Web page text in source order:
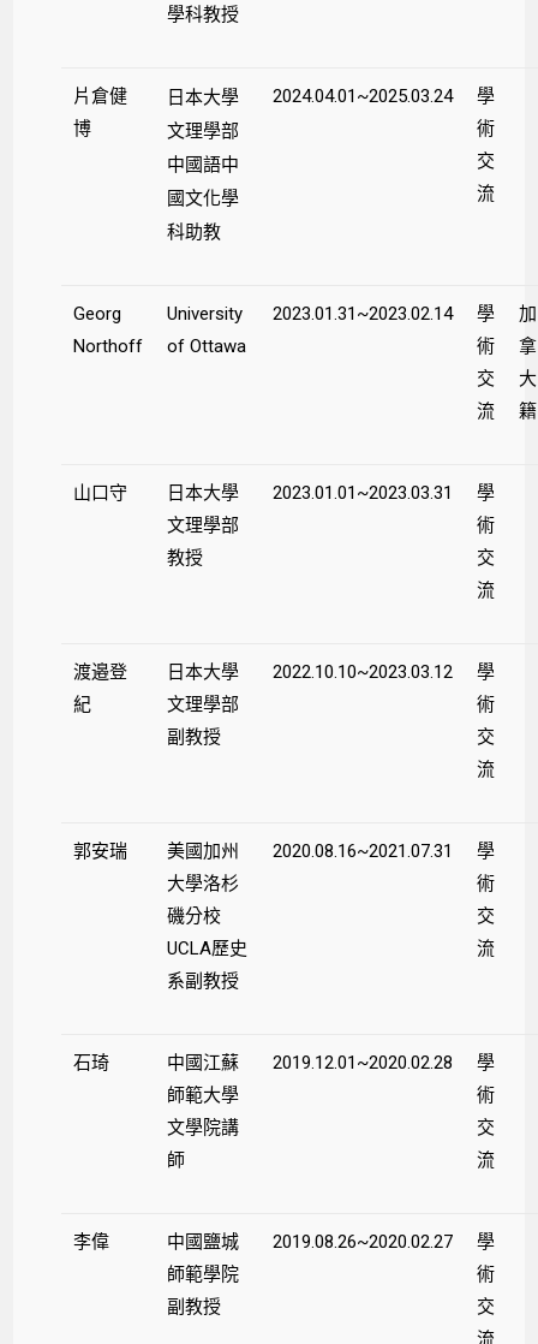
學科教授
片倉健
博
日本大學
文理學部
中國語中
國文化學
科助教
2024.04.01~2025.03.24
學
術
交
流
Georg
Northoff
University
of Ottawa
2023.01.31~2023.02.14
學
術
交
流
加
拿
大
山口守
日本大學
文理學部
教授
2023.01.01~2023.03.31
學
術
交
流
渡邉登
紀
日本大學
文理學部
副教授
2022.10.10~2023.03.12
學
術
交
流
郭安瑞
美國加州
大學洛杉
磯分校
UCLA歷史
系副教授
2020.08.16~2021.07.31
學
術
交
流
石琦
中國江蘇
師範大學
文學院講
師
2019.12.01~2020.02.28
學
術
交
流
李偉
中國鹽城
師範學院
副教授
2019.08.26~2020.02.27
學
術
交
流